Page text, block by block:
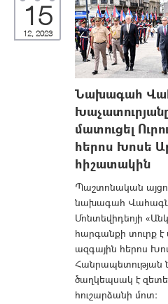
15
12, 2023
Նախագահ
մատուցել
հերոս Խոսե
հիշատակին
Պաշտոնական
նախագահ Վահագն
Մոնտեվիդեոյի
հարգանքի տուրք է
ազգային հերոս
Հանրապետության
ծաղկեպսակ է
հուշարձանի մոտ: